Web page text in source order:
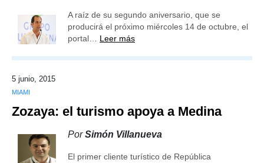
A raíz de su segundo aniversario, que se
producirá el próximo miércoles 14 de octubre, el
portal… Leer más
5 junio, 2015
MIAMI
Zozaya: el turismo apoya a Medina
PorSimón Villanueva
El primer cliente turístico de República